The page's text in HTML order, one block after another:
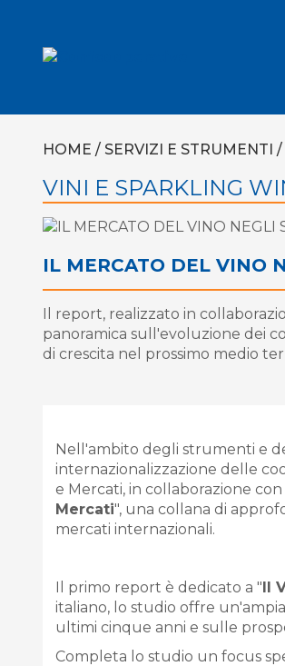
HOME / SERVIZI E STRUMENTI /
VINI E SPARKLING
IL MERCATO DEL VINO
Il report, realizzato in
panoramica sull'evoluzione dei
di crescita nel prossimo medio
Nell'ambito degli strumenti e
internazionalizzazione delle
e Mercati, in collaborazione
Mercati", una collana di
mercati internazionali.
Il primo report è dedicato a "Il
italiano, lo studio offre
ultimi cinque anni e sulle
Completa lo studio un focus